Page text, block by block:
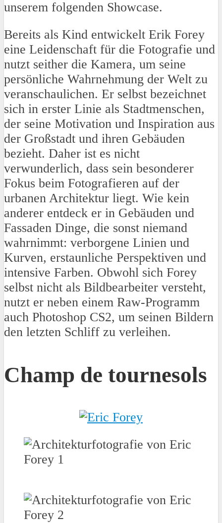
unserem folgenden Showcase.
Bereits als Kind entwickelt Erik Forey
eine Leidenschaft für die Fotografie und
nutzt seither die Kamera, um seine
persönliche Wahrnehmung der Welt zu
veranschaulichen. Er selbst bezeichnet
sich in erster Linie als Stadtmenschen,
der seine Motivation und Inspiration aus
der Großstadt und ihren Gebäuden
bezieht. Daher ist es nicht
verwunderlich, dass sein besonderer
Fokus beim Fotografieren auf der
urbanen Architektur liegt. Wie kein
anderer entdeck er in Gebäuden und
Fassaden Dinge, die sonst niemand
wahrnimmt: verborgene Linien und
Kurven, erstaunliche Perspektiven und
intensive Farben. Obwohl sich Forey
selbst nicht als Bildbearbeiter versteht,
nutzt er neben einem Raw-Programm
auch Photoshop CS2, um seinen Bildern
den letzten Schliff zu verleihen.
Champ de tournesols